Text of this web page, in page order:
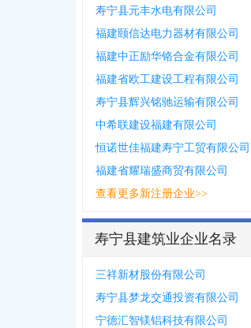
寿宁县元丰水电有限公司
福建颐信达电力器材有限公司
福建中正励华铬合金有限公司
福建省欧工建设工程有限公司
寿宁县辉兴铭驰运输有限公司
中希联建设福建有限公司
恒诺世佳福建寿宁工贸有限公司
福建省耀瑞盛商贸有限公司
查看更多新注册企业>>
寿宁县建筑业企业名录
三祥新材股份有限公司
寿宁县梦龙交通投资有限公司
宁德汇智镁铝科技有限公司